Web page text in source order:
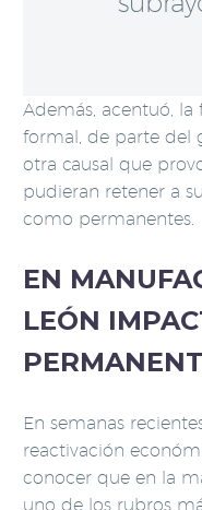
Además, acentuó,
formal, de parte del
otra causal que
pudieran retener a
como permanentes.
EN
LEÓN
En semanas
reactivación
conocer que en la
uno de los rubros